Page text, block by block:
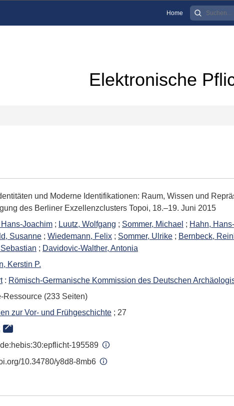
Home
Elektronische
und Moderne Identifikationen: Raum, Wissen und
des Berliner Exzellenzclusters Topoi, 18.–19. Juni 2015
Joachim ; Luutz, Wolfgang ; Sommer, Michael ; Hahn,
Susanne ; Wiedemann, Felix ; Sommer, Ulrike ; Bernbeck,
; Davidovic-Walther, Antonia
Kerstin P.
: Römisch-Germanische Kommission des Deutschen
Ressource (233 Seiten)
zur Vor- und Frühgeschichte ; 27
195589
10.34780/y8d8-8mb6